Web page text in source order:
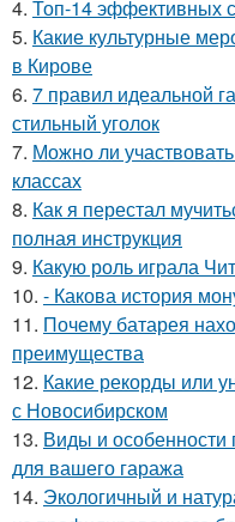
4. Топ-14 эффективных
5. Какие культурные
в Кирове
6. 7 правил идеальной
стильный уголок
7. Можно ли
классах
8. Как я перестал
полная инструкция
9. Какую роль играла
10. - Какова история
11. Почему батарея
преимущества
12. Какие рекорды или
с Новосибирском
13. Виды и особенности
для вашего гаража
14. Экологичный и